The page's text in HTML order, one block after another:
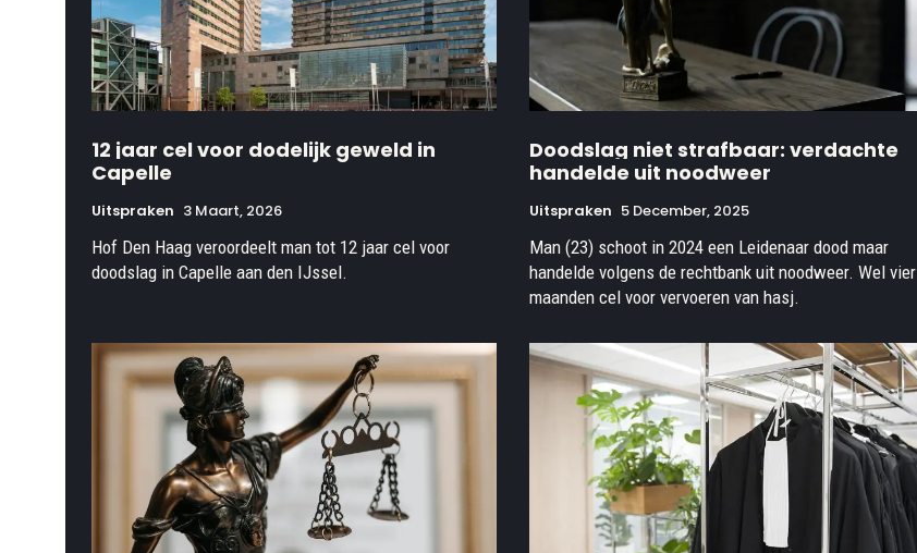
12 jaar cel voor dodelijk geweld in
Capelle
Uitspraken 3 Maart, 2026
Hof Den Haag veroordeelt man tot 12 jaar cel voor
doodslag in Capelle aan den IJssel.
Doodslag niet strafbaar: verdachte
handelde uit noodweer
Uitspraken 5 December, 2025
Man (23) schoot in 2024 een Leidenaar dood maar
handelde volgens de rechtbank uit noodweer. Wel vier
maanden cel voor vervoeren van hasj.